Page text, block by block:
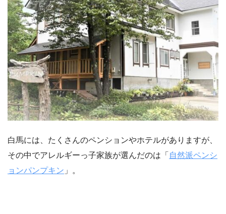
白馬には、たくさんのペンションやホテルがありますが、
その中でアレルギーっ子家族が選んだのは「 自然派ペンシ
ョンパンプキン 」。